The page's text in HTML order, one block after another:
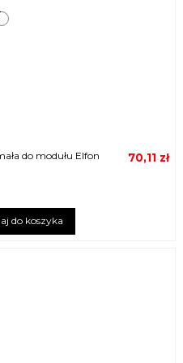
do modułu Elfon
70,11 zł
do koszyka